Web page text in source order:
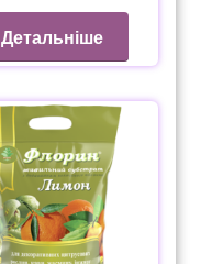
Детальніше